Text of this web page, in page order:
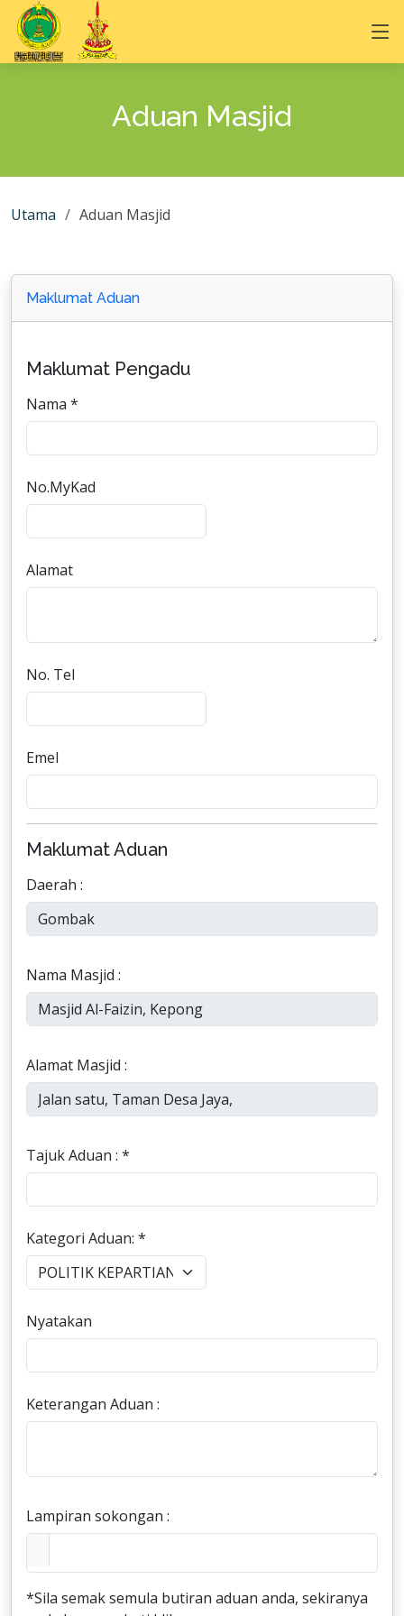
Aduan Masjid
Utama Aduan Masjid
Maklumat Aduan
Maklumat Pengadu
Nama *
No.MyKad
Alamat
No. Tel
Emel
Maklumat Aduan
Daerah :
Nama Masjid :
Alamat Masjid :
Tajuk Aduan : *
Kategori Aduan: *
Nyatakan
Keterangan Aduan :
Lampiran sokongan :
*Sila semak semula butiran aduan anda, sekiranya